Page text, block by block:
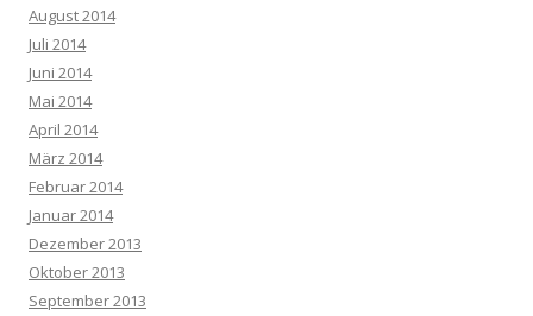
August 2014
Juli 2014
Juni 2014
Mai 2014
April 2014
März 2014
Februar 2014
Januar 2014
Dezember 2013
Oktober 2013
September 2013